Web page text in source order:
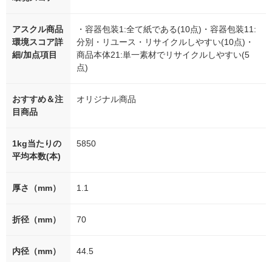
アスクル商品
環境スコア詳
細/加点項目
・容器包装1:全て紙である(10点)・容器包装11:
分別・リユース・リサイクルしやすい(10点)・
商品本体21:単一素材でリサイクルしやすい(5
点)
おすすめ＆注
目商品
オリジナル商品
1kg当たりの
平均本数(本)
5850
厚さ（mm） 1.1
折径（mm） 70
内径（mm） 44.5